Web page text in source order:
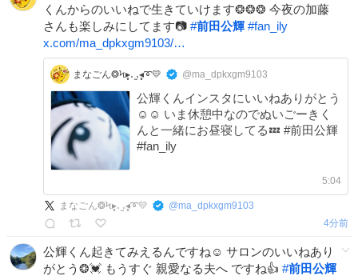
くんからのいいねで生きていけます❂❂❂ 今夜の加藤
さんも楽しみにしてます📷 #前田公輝 #fan_ily
x.com/ma_dpkxgm9103/…
まなごん❂Ϟ▸̥․ ̫․◂̥➰💛 @ma_dpkxgm9103
公輝くんインスタにいいねありがとう
☺️☺️ いま休憩中なのでぬいごーきく
んと一緒にお昼寝してる💤 #前田公輝
#fan_ily
5:04
まなごん❂Ϟ▸̥․ ̫․◂̥➰💛 @ma_dpkxgm9103
4分前
公輝くん起きてみえるんですね☺️ サロンのいいねあり
がとう❂💓 もうすぐ 親愛なる夫へ ですね👍 #前田公輝